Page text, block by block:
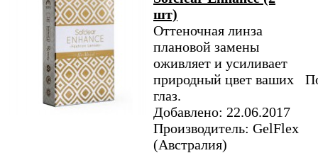
шт)
Оттеночная линза
плановой замены
оживляет и усиливает
природный цвет ваших
глаз.
Добавлено: 22.06.2017
Производитель: GelFlex
(Австралия)